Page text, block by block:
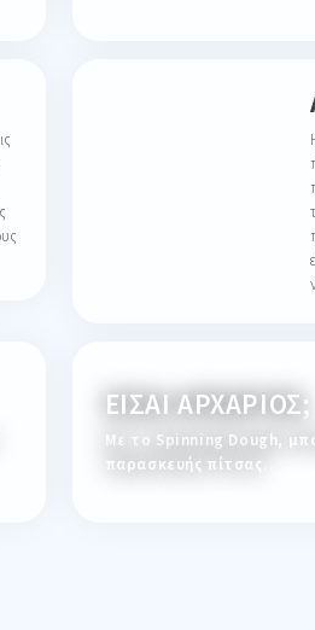
ΕΊΣΑΙ ΑΡΧΆΡΙΟΣ;
Με το Spinning Dough,
παρασκευής πίτσας.